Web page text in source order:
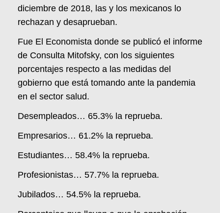
diciembre de 2018, las y los mexicanos lo
rechazan y desaprueban.
Fue El Economista donde se publicó el informe
de Consulta Mitofsky, con los siguientes
porcentajes respecto a las medidas del
gobierno que está tomando ante la pandemia
en el sector salud.
Desempleados… 65.3% la reprueba.
Empresarios… 61.2% la reprueba.
Estudiantes… 58.4% la reprueba.
Profesionistas… 57.7% la reprueba.
Jubilados… 54.5% la reprueba.